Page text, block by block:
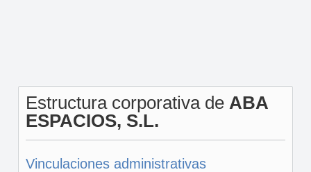
Estructura corporativa de ABA
ESPACIOS, S.L.
Vinculaciones administrativas